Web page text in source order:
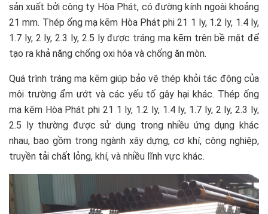
sản xuất bởi công ty Hòa Phát, có đường kính ngoài khoảng
21 mm. Thép ống mạ kẽm Hòa Phát phi 21 1 ly, 1.2 ly, 1.4 ly,
1.7 ly, 2 ly, 2.3 ly, 2.5 ly được tráng mạ kẽm trên bề mặt để
tạo ra khả năng chống oxi hóa và chống ăn mòn.
Quá trình tráng mạ kẽm giúp bảo vệ thép khỏi tác động của
môi trường ẩm ướt và các yếu tố gây hại khác. Thép ống
mạ kẽm Hòa Phát phi 21 1 ly, 1.2 ly, 1.4 ly, 1.7 ly, 2 ly, 2.3 ly,
2.5 ly thường được sử dụng trong nhiều ứng dụng khác
nhau, bao gồm trong ngành xây dựng, cơ khí, công nghiệp,
truyền tải chất lỏng, khí, và nhiều lĩnh vực khác.